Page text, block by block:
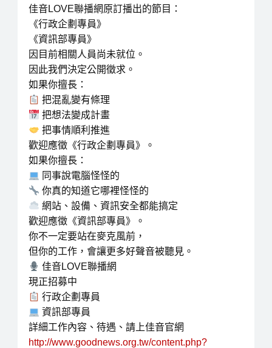
佳音LOVE聯播網原訂播出的節目：
《行政企劃專員》
《資訊部專員》
因目前相關人員尚未就位。
因此我們決定公開徵求。
如果你擅長：
把混亂變有條理
把想法變成計畫
把事情順利推進
歡迎應徵《行政企劃專員》。
如果你擅長：
同事說電腦怪怪的
你真的知道它哪裡怪怪的
網站、設備、資訊安全都能搞定
歡迎應徵《資訊部專員》。
你不一定要站在麥克風前，
但你的工作，會讓更多好聲音被聽見。
佳音LOVE聯播網
現正招募中
行政企劃專員
資訊部專員
詳細工作內容、待遇、請上佳音官網
http://www.goodnews.org.tw/content.php?